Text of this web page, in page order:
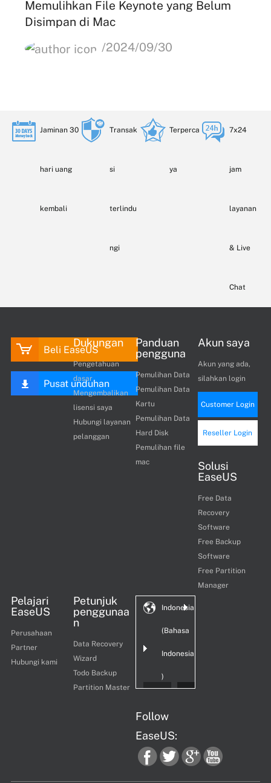
Memulihkan File Keynote yang Belum
Disimpan di Mac
/2024/09/30
Jaminan 30
hari uang
kembali
Transak
si
terlindu
ngi
Terperca
ya
7x24
jam
layanan
& Live
Chat
Beli EaseUS
Pusat unduhan
Dukungan
Pengetahuan
dasar
Mengembalikan
lisensi saya
Hubungi layanan
pelanggan
Panduan
pengguna
Pemulihan Data
Pemulihan Data
Kartu
Pemulihan Data
Hard Disk
Pemulihan file
mac
Akun saya
Akun yang ada,
silahkan login
Customer Login
Reseller Login
Solusi
EaseUS
Free Data
Recovery
Software
Free Backup
Software
Free Partition
Manager
Pelajari
EaseUS
Perusahaan
Partner
Hubungi kami
Petunjuk
penggunaa
n
Data Recovery
Wizard
Todo Backup
Partition Master
Indonesia
(Bahasa
Indonesia
)
Follow
EaseUS: